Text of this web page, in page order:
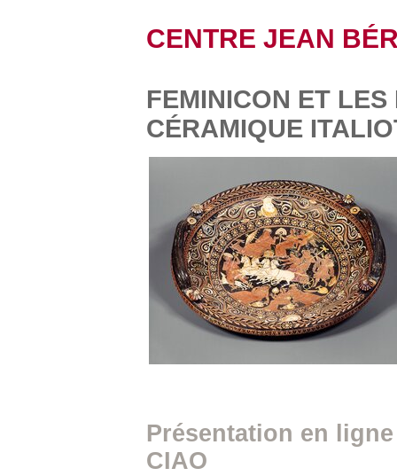
CENTRE JEAN
FEMINICON ET
CÉRAMIQUE
Présentation en
CIAO